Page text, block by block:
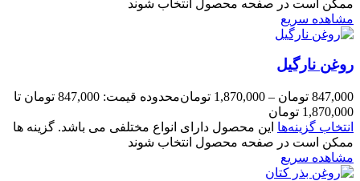
ممکن است در صفحه محصول انتخاب شوند
مشاهده سریع
روغن نارگیل
847,000 تومان –
1,870,000 تومان
محدوده قیمت: 847,000 تومان تا
1,870,000 تومان
انتخاب گزینه‌ها این محصول دارای انواع مختلفی می باشد. گزینه ها
ممکن است در صفحه محصول انتخاب شوند
مشاهده سریع